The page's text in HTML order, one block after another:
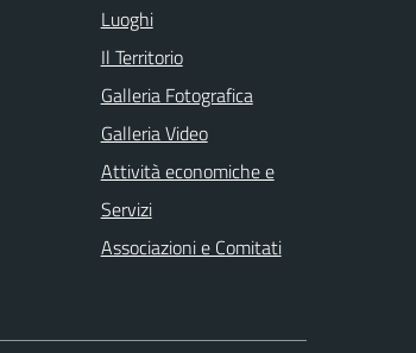
Luoghi
Il Territorio
Galleria Fotografica
Galleria Video
Attività economiche e
Servizi
Associazioni e Comitati